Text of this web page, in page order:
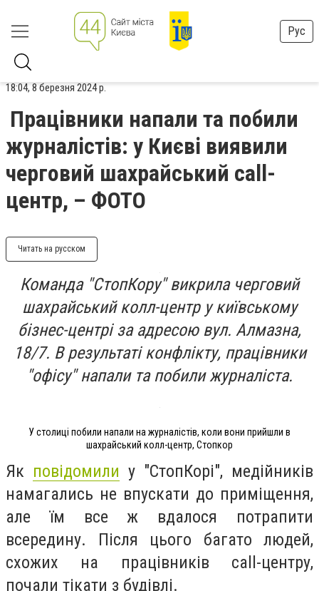
Рус
18:04, 8 березня 2024 р.
Працівники напали та побили
журналістів: у Києві виявили
черговий шахрайський call-
центр, – ФОТО
Читать на русском
Команда "СтопКору" викрила черговий
шахрайський колл-центр у київському
бізнес-центрі за адресою вул. Алмазна,
18/7. В результаті конфлікту, працівники
"офісу" напали та побили журналіста.
У столиці побили напали на журналістів, коли вони прийшли в
шахрайський колл-центр, Стопкор
Як повідомили у "СтопКорі", медійників
намагались не впускати до приміщення,
але їм все ж вдалося потрапити
всередину. Після цього багато людей,
схожих на працівників call-центру,
почали тікати з будівлі.